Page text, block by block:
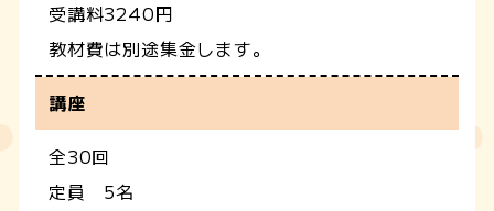
受講料3240円
教材費は別途集金します。
講座
全30回
定員 5名